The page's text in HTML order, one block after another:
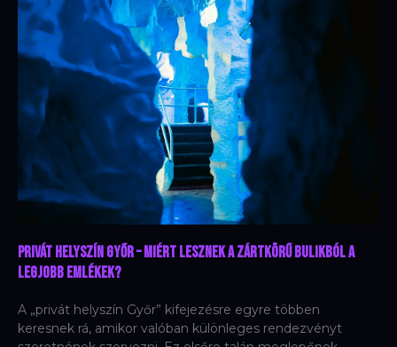
Privát helyszín Győr – Miért lesznek a zártkörű bulikból a
legjobb emlékek?
A „privát helyszín Győr” kifejezésre egyre többen
keresnek rá, amikor valóban különleges rendezvényt